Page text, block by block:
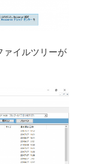
ァイルツリーが